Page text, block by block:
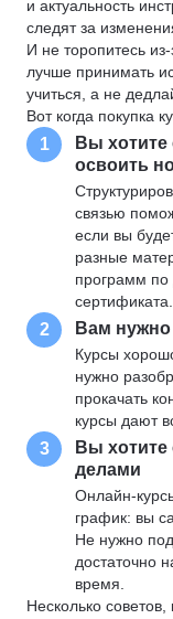
и актуальность
следят за
И не торопитесь
лучше принимать
учиться, а не
Вот когда покупка
1
Вы
освоить
связью
если вы
разные
программ по
сертификата.
2 Вам нужно
Курсы
нужно
прокачать
курсы дают
3
Вы хотите
делами
Онлайн-
график: вы
Не нужно
достаточно
время.
Несколько